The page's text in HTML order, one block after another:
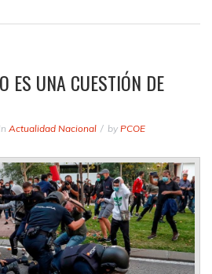
ES UNA CUESTIÓN DE
in Actualidad Nacional by PCOE